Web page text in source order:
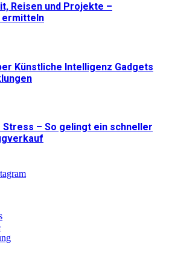
Reisen und Projekte –
ermitteln
Künstliche Intelligenz Gadgets
– So gelingt ein schneller